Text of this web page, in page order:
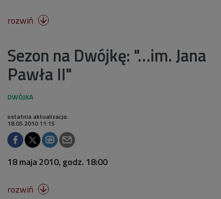
rozwiń 
Sezon na Dwójkę: "…im. Jana
Pawła II"
ostatnia aktualizacja:
18.05.2010 11:15
18 maja 2010, godz. 18:00
rozwiń 